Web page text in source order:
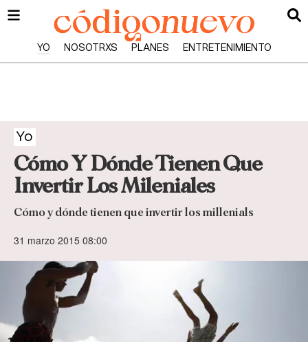
YO NOSOTRXS PLANES ENTRETENIMIENTO
Yo
Cómo Y Dónde Tienen Que
Invertir Los Mileniales
Cómo y dónde tienen que invertir los millenials
31 marzo 2015 08:00